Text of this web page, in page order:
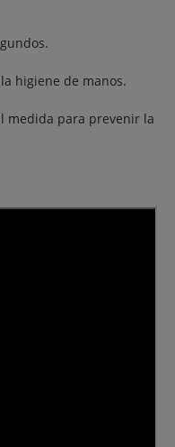
higiene de manos.
medida para prevenir la